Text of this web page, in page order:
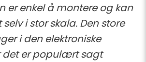
er enkel å montere og kan
i stor skala. Den store
i den elektroniske
det er populært sagt